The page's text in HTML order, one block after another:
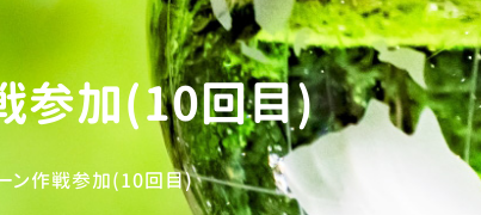
参加(10回目)
ン作戦参加(10回目)